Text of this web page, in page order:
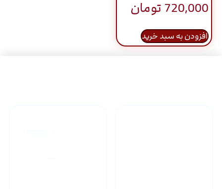
720,000 تومان
افزودن به سبد خرید